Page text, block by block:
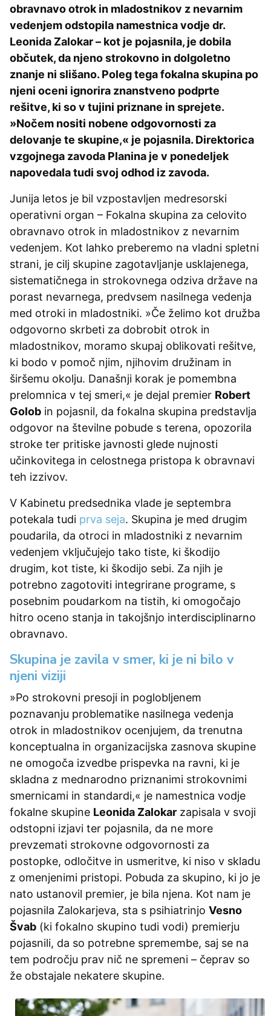
obravnavo otrok in mladostnikov z nevarnim
vedenjem odstopila namestnica vodje dr.
Leonida Zalokar – kot je pojasnila, je dobila
občutek, da njeno strokovno in dolgoletno
znanje ni slišano. Poleg tega fokalna skupina po
njeni oceni ignorira znanstveno podprte
rešitve, ki so v tujini priznane in sprejete.
»Nočem nositi nobene odgovornosti za
delovanje te skupine,« je pojasnila. Direktorica
vzgojnega zavoda Planina je v ponedeljek
napovedala tudi svoj odhod iz zavoda.
Junija letos je bil vzpostavljen medresorski
operativni organ – Fokalna skupina za celovito
obravnavo otrok in mladostnikov z nevarnim
vedenjem. Kot lahko preberemo na vladni spletni
strani, je cilj skupine zagotavljanje usklajenega,
sistematičnega in strokovnega odziva države na
porast nevarnega, predvsem nasilnega vedenja
med otroki in mladostniki. »Če želimo kot družba
odgovorno skrbeti za dobrobit otrok in
mladostnikov, moramo skupaj oblikovati rešitve,
ki bodo v pomoč njim, njihovim družinam in
širšemu okolju. Današnji korak je pomembna
prelomnica v tej smeri,« je dejal premier Robert
Golob in pojasnil, da fokalna skupina predstavlja
odgovor na številne pobude s terena, opozorila
stroke ter pritiske javnosti glede nujnosti
učinkovitega in celostnega pristopa k obravnavi
teh izzivov.
V Kabinetu predsednika vlade je septembra
potekala tudi prva seja. Skupina je med drugim
poudarila, da otroci in mladostniki z nevarnim
vedenjem vključujejo tako tiste, ki škodijo
drugim, kot tiste, ki škodijo sebi. Za njih je
potrebno zagotoviti integrirane programe, s
posebnim poudarkom na tistih, ki omogočajo
hitro oceno stanja in takojšnjo interdisciplinarno
obravnavo.
Skupina je zavila v smer, ki je ni bilo v
njeni viziji
»Po strokovni presoji in poglobljenem
poznavanju problematike nasilnega vedenja
otrok in mladostnikov ocenjujem, da trenutna
konceptualna in organizacijska zasnova skupine
ne omogoča izvedbe prispevka na ravni, ki je
skladna z mednarodno priznanimi strokovnimi
smernicami in standardi,« je namestnica vodje
fokalne skupine Leonida Zalokar zapisala v svoji
odstopni izjavi ter pojasnila, da ne more
prevzemati strokovne odgovornosti za
postopke, odločitve in usmeritve, ki niso v skladu
z omenjenimi pristopi. Pobuda za skupino, ki jo je
nato ustanovil premier, je bila njena. Kot nam je
pojasnila Zalokarjeva, sta s psihiatrinjo Vesno
Švab (ki fokalno skupino tudi vodi) premierju
pojasnili, da so potrebne spremembe, saj se na
tem področju prav nič ne spremeni – čeprav so
že obstajale nekatere skupine.